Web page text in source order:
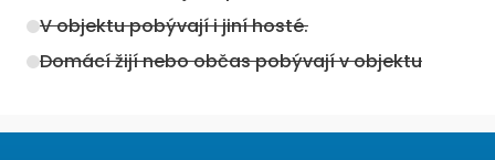
V objektu pobývají i jiní hosté.
Domácí žijí nebo občas pobývají v objektu